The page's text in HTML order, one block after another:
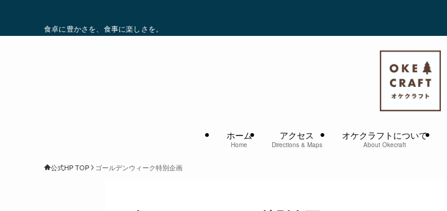
食卓に豊かさを、食事に楽しさを。
ホーム
Home
アクセス
Directions & Maps
オケクラフトについて
About Okecraft
公式HP TOP ゴールデンウィーク特別企画